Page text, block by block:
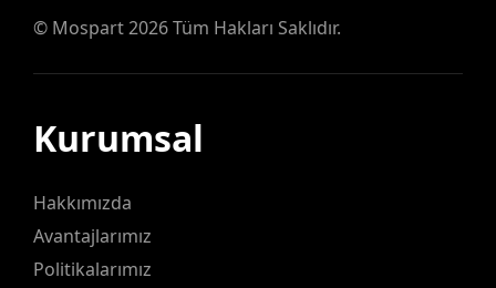
© Mospart2026 Tüm Hakları Saklıdır.
Kurumsal
Hakkımızda
Avantajlarımız
Politikalarımız